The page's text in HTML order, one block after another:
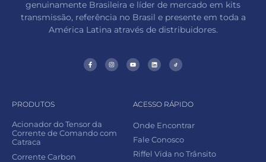
genuinamente Brasileira e líder de mercado em kits
transmissão, referência no Brasil e presente em toda a
América Latina através de distribuidores.
PRODUTOS
Acionador do Tensor da
Corrente de Comando com
Catraca
Corrente Carbon
ACESSO RÁPIDO
Onde Encontrar
Fale Conosco
Riffel Vida no Trânsito